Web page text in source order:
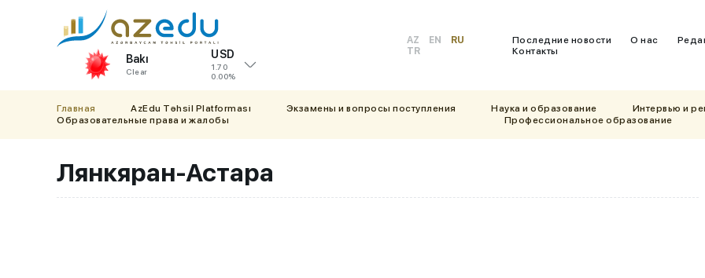
Bakı
Clear
USD
1.70
0.00%
AZ EN
RU
TR
Последние новости О нас
Контакты
Главная AzEdu Təhsil Platforması Экзамены и вопросы поступления Наука и образование Интервью и
Образовательные права и жалобы
Профессиональное образование
Лянкяран-Астара